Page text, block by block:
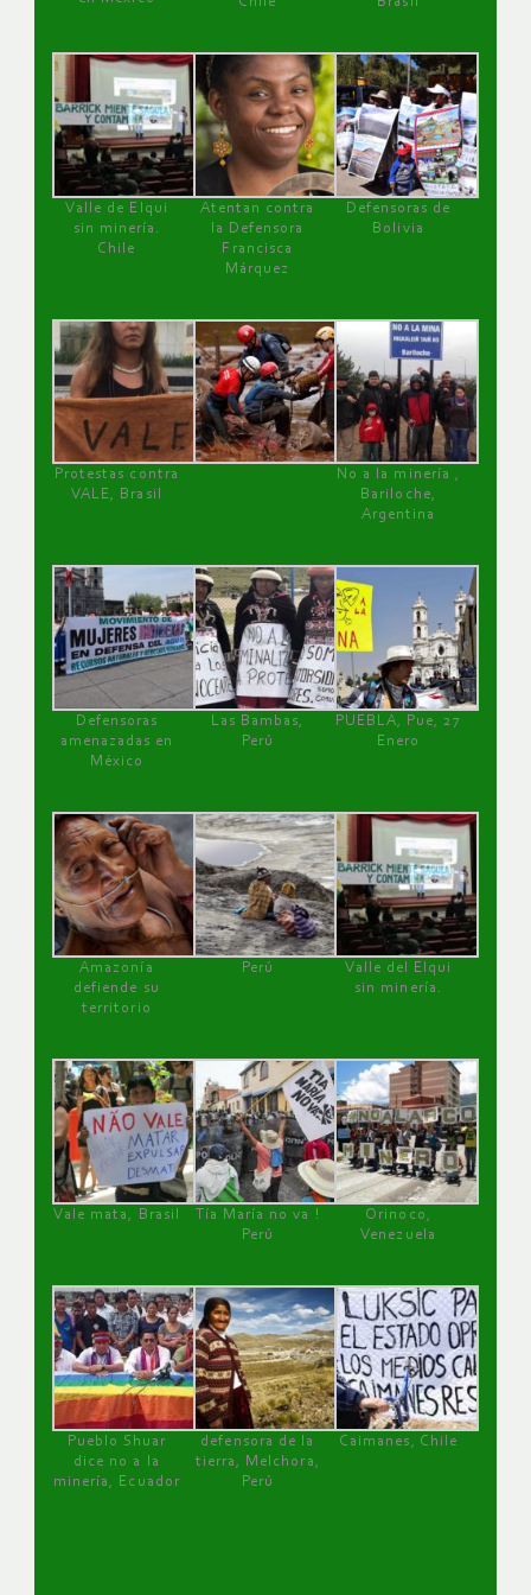
Valle de Elqui
sin minería.
Chile
Atentan contra
la Defensora
Francisca
Márquez
Defensoras de
Bolivia
Protestas contra
VALE, Brasil
No a la minería ,
Bariloche,
Argentina
Defensoras
amenazadas en
México
Las Bambas,
Perú
PUEBLA, Pue, 27
Enero
Amazonía
defiende su
territorio
Perú
Valle del Elqui
sin minería.
Vale mata, Brasil
Tía María no va !
Perú
Orinoco,
Venezuela
Pueblo Shuar
dice no a la
minería, Ecuador
defensora de la
tierra, Melchora,
Perú
Caimanes, Chile